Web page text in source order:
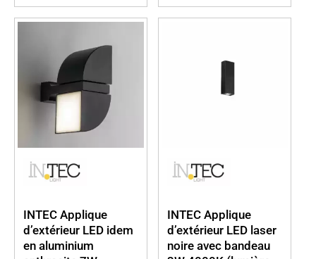
INTEC Applique
d’extérieur LED idem
en aluminium
INTEC Applique
d’extérieur LED laser
noire avec bandeau